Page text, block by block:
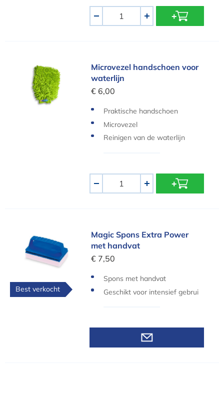
+
Microvezel handschoen voor waterlijn
Microvezel handschoen voor
waterlijn
€ 6,00
Praktische handschoen
Microvezel
Reinigen van de waterlijn
+
Magic Spons Extra Power met handvat
Best verkocht
Magic Spons Extra Power
met handvat
€ 7,50
Spons met handvat
Geschikt voor intensief gebrui